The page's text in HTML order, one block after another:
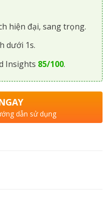
hiện đại, sang trọng.
dưới 1s.
Insights 85/100.
dẫn sử dụng